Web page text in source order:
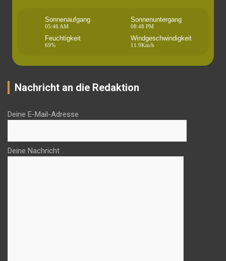
Sonnenaufgang
05:46 AM
Sonnenuntergang
08:48 PM
Feuchtigkeit
69%
Windgeschwindigkeit
11.9Km/h
Nachricht an die Redaktion
Deine E-Mail-Adresse
Deine Nachricht